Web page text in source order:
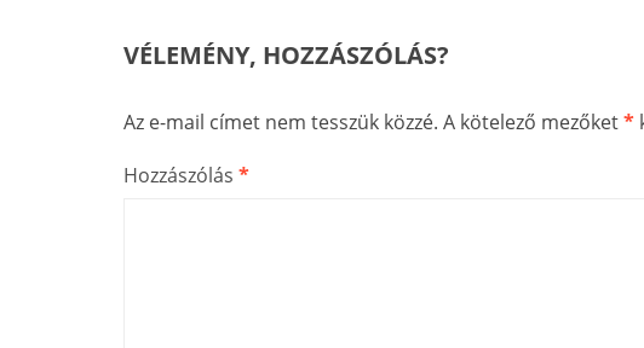
VÉLEMÉNY, HOZZÁSZÓLÁS?
Az e-mail címet nem tesszük közzé. A kötelező mezőket*
Hozzászólás *